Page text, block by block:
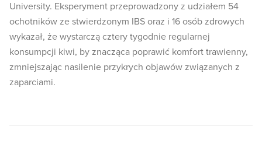
University. Eksperyment przeprowadzony z udziałem 54
ochotników ze stwierdzonym IBS oraz i 16 osób zdrowych
wykazał, że wystarczą cztery tygodnie regularnej
konsumpcji kiwi, by znacząca poprawić komfort trawienny,
zmniejszając nasilenie przykrych objawów związanych z
zaparciami.